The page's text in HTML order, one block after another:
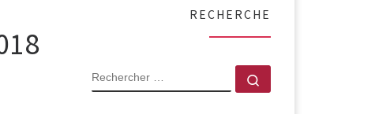
RECHERCHE
RECHERCHER